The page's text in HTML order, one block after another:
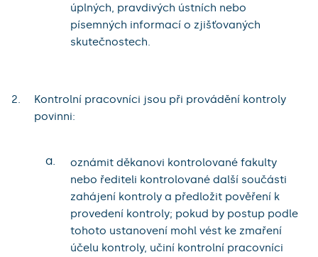
úplných, pravdivých ústních nebo
písemných informací o zjišťovaných
skutečnostech.
Kontrolní pracovníci jsou při provádění kontroly
povinni:
a.
oznámit děkanovi kontrolované fakulty
nebo řediteli kontrolované další součásti
zahájení kontroly a předložit pověření k
provedení kontroly; pokud by postup podle
tohoto ustanovení mohl vést ke zmaření
účelu kontroly, učiní kontrolní pracovníci